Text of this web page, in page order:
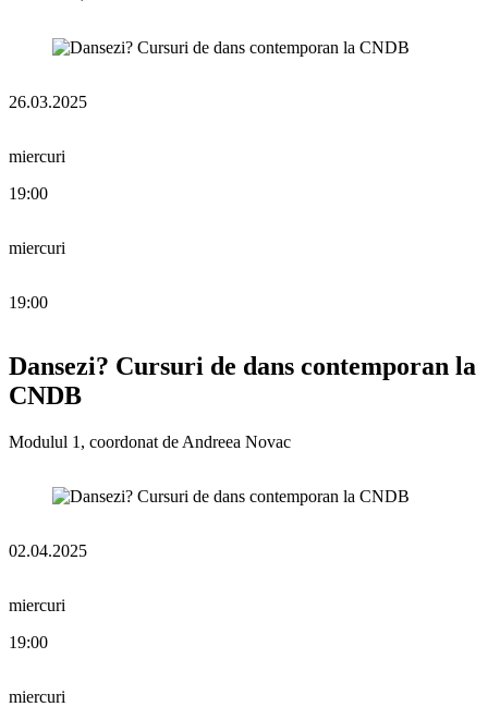
26.03.2025
miercuri
19:00
miercuri
19:00
Dansezi? Cursuri de dans contemporan la
CNDB
Modulul 1, coordonat de Andreea Novac
02.04.2025
miercuri
19:00
miercuri